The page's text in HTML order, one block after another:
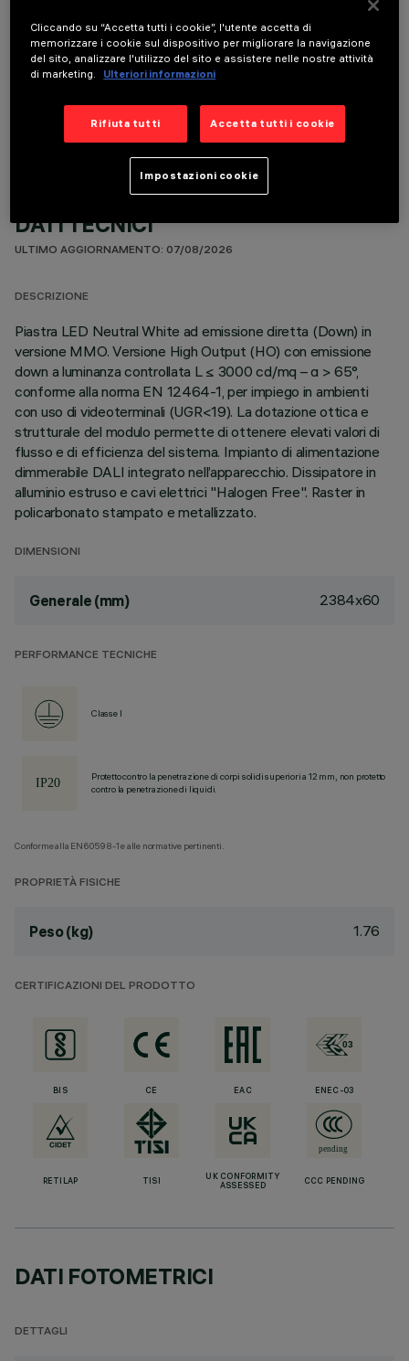
DATI TECNICI
ULTIMO AGGIORNAMENTO: 07/08/2026
DESCRIZIONE
Piastra LED Neutral White ad emissione diretta (Down) in
versione MMO. Versione High Output (HO) con emissione
down a luminanza controllata L ≤ 3000 cd/mq – α > 65°,
conforme alla norma EN 12464-1, per impiego in ambienti
con uso di videoterminali (UGR<19). La dotazione ottica e
strutturale del modulo permette di ottenere elevati valori di
flusso e di efficienza del sistema. Impianto di alimentazione
dimmerabile DALI integrato nell’apparecchio. Dissipatore in
alluminio estruso e cavi elettrici "Halogen Free". Raster in
policarbonato stampato e metallizzato.
DIMENSIONI
Generale (mm) 2384x60
PERFORMANCE TECNICHE
Classe I
Protetto contro la penetrazione di corpi solidi superiori a 12 mm, non protetto
contro la penetrazione di liquidi.
Conforme alla EN60598-1 e alle normative pertinenti.
PROPRIETÀ FISICHE
Peso (kg) 1.76
CERTIFICAZIONI DEL PRODOTTO
BIS CE EAC ENEC-03
RETILAP TISI
UK CONFORMITY
ASSESSED
CCC PENDING
DATI FOTOMETRICI
DETTAGLI
Cliccando su “Accetta tutti i cookie”, l'utente accetta di
memorizzare i cookie sul dispositivo per migliorare la navigazione
del sito, analizzare l'utilizzo del sito e assistere nelle nostre attività
di marketing.
Ulteriori informazioni
Rifiuta tutti Accetta tutti i cookie
Impostazioni cookie